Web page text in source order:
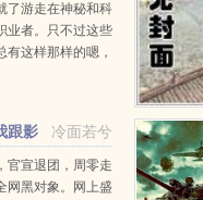
了游走在神秘和科
业者。只不过这些
有这样那样的嗯，
冷面若兮
跟影
官宣退团，周零走
网黑对象。网上盛